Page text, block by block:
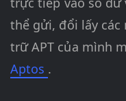
thể gửi, đổi lấy các
trữ APT của mình
Aptos .